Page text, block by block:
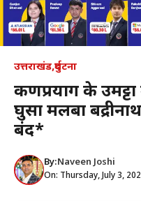
उत्तराखंड,दुर्घटना
कर्णप्रयाग के
घुसा मलबा
बंद*
By:Naveen Joshi
On: Thursday, July 3,